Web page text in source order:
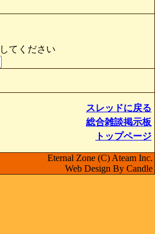
てください
スレッドに戻る
総合雑談掲示板
トップページ
Eternal Zone (C) Ateam Inc.
Web Design By Candle